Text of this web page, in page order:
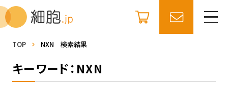
TOP NXN 検索結果
キーワード：NXN